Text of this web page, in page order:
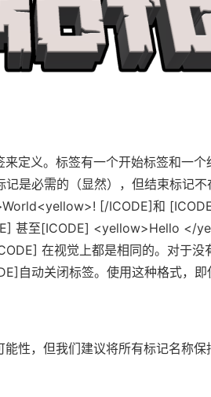
定义。标签有一个开始标签和一个
是必需的（显然），但结束标记不
[/ICODE]和
甚至[ICODE] <yellow>Hello </
在视觉上都是相同的。对于没
自动关闭标签。使用这种格式，即
性，但我们建议将所有标记名称保